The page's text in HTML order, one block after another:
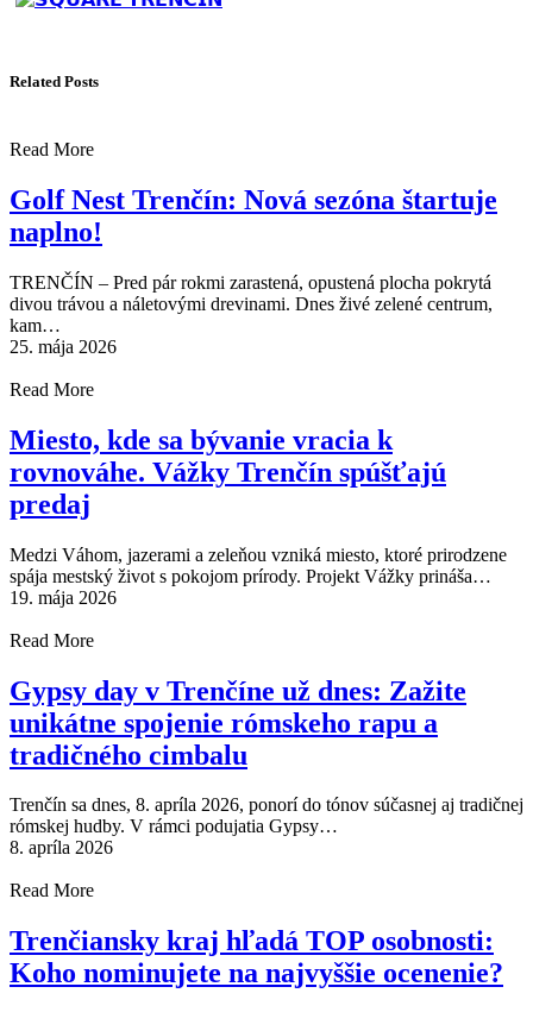
Related Posts
Read More
Golf Nest Trenčín: Nová sezóna štartuje
naplno!
TRENČÍN – Pred pár rokmi zarastená, opustená plocha pokrytá
divou trávou a náletovými drevinami. Dnes živé zelené centrum,
kam…
25. mája 2026
Read More
Miesto, kde sa bývanie vracia k
rovnováhe. Vážky Trenčín spúšťajú
predaj
Medzi Váhom, jazerami a zeleňou vzniká miesto, ktoré prirodzene
spája mestský život s pokojom prírody. Projekt Vážky prináša…
19. mája 2026
Read More
Gypsy day v Trenčíne už dnes: Zažite
unikátne spojenie rómskeho rapu a
tradičného cimbalu
Trenčín sa dnes, 8. apríla 2026, ponorí do tónov súčasnej aj tradičnej
rómskej hudby. V rámci podujatia Gypsy…
8. apríla 2026
Read More
Trenčiansky kraj hľadá TOP osobnosti:
Koho nominujete na najvyššie ocenenie?